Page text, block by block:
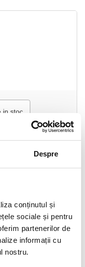
Despre
conținutul și
sociale și pentru
partenerilor de
informații cu
nostru.
in stoc